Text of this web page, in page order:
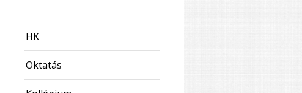
HK
Oktatás